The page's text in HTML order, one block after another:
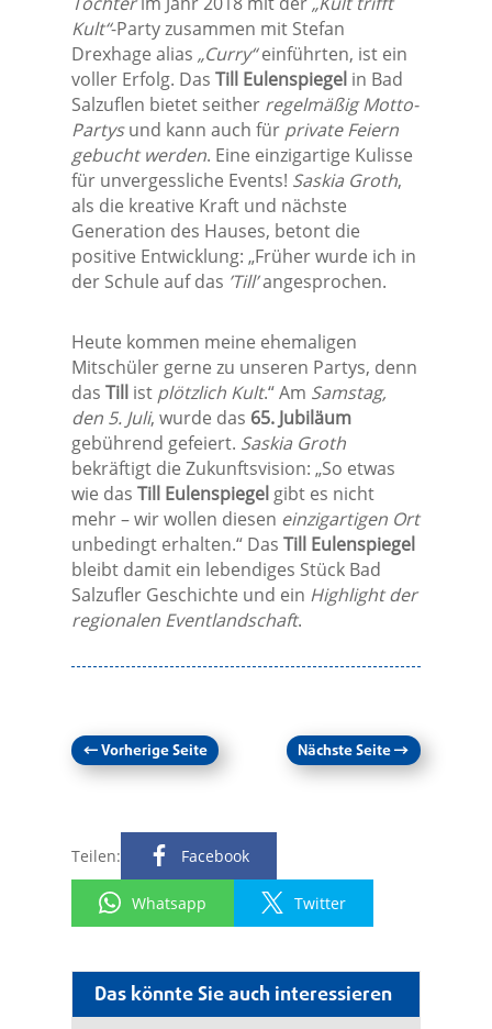
Das könnte Sie auch interessieren
Kult“-Party zusammen mit Stefan
Drexhage alias „Curry“einführten, ist ein
voller Erfolg. Das Till Eulenspiegelin Bad
Salzuflen bietet seither regelmäßig Motto-
Partysund kann auch für private Feiern
gebucht werden. Eine einzigartige Kulisse
für unvergessliche Events! Saskia Groth,
als die kreative Kraft und nächste
Generation des Hauses, betont die
positive Entwicklung: „Früher wurde ich in
der Schule auf das ’Till’angesprochen.
Heute kommen meine ehemaligen
Mitschüler gerne zu unseren Partys, denn
das Tillist plötzlich Kult.“ Am Samstag,
den 5. Juli, wurde das 65. Jubiläum
gebührend gefeiert. Saskia Groth
bekräftigt die Zukunftsvision: „So etwas
wie das Till Eulenspiegelgibt es nicht
mehr – wir wollen diesen einzigartigen Ort
unbedingt erhalten.“ Das Till Eulenspiegel
bleibt damit ein lebendiges Stück Bad
Salzufler Geschichte und ein Highlight der
regionalen Eventlandschaft.
←Vorherige Seite Nächste Seite→
Teilen: Facebook
Whatsapp Twitter